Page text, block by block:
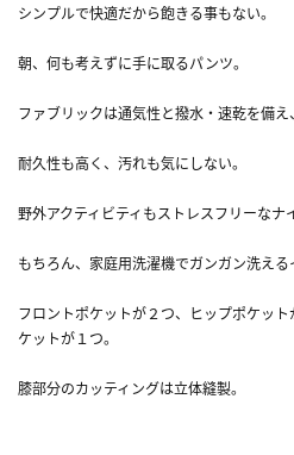
シンプルで快適だから飽きる事もない。
朝、何も考えずに手に取るパンツ。
ファブリックは通気性と撥水・速乾を備え
耐久性も高く、汚れも気にしない。
野外アクティビティもストレスフリーなナ
もちろん、家庭用洗濯機でガンガン洗える
フロントポケットが２つ、ヒップポケッ
ケットが１つ。
膝部分のカッティングは立体縫製。